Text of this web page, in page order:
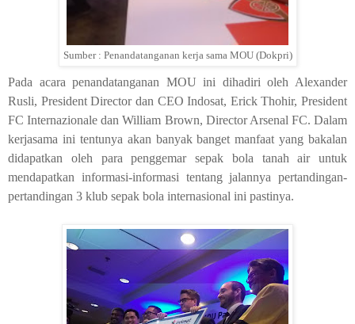
Sumber : Penandatanganan kerja sama MOU (Dokpri)
Pada acara penandatanganan MOU ini dihadiri oleh Alexander
Rusli, President Director dan CEO Indosat, Erick Thohir, President
FC Internazionale dan William Brown, Director Arsenal FC. Dalam
kerjasama ini tentunya akan banyak banget manfaat yang bakalan
didapatkan oleh para penggemar sepak bola tanah air untuk
mendapatkan informasi-informasi tentang jalannya pertandingan-
pertandingan 3 klub sepak bola internasional ini pastinya.